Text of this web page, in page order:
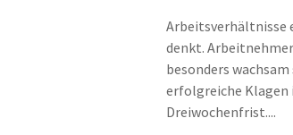
Arbeitsverhältnisse
denkt.
besonders
erfolgreiche Klagen
Dreiwochenfrist....